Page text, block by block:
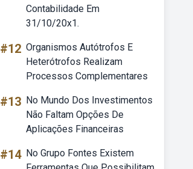
Contabilidade Em
31/10/20x1.
#12 Organismos Autótrofos E
Heterótrofos Realizam
Processos Complementares
#13 No Mundo Dos Investimentos
Não Faltam Opções De
Aplicações Financeiras
#14 No Grupo Fontes Existem